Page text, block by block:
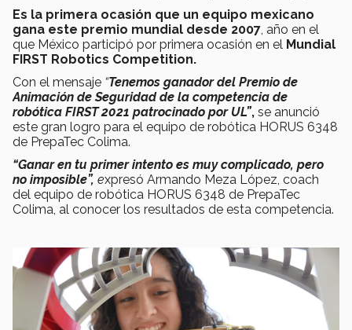
Es la primera ocasión que un equipo mexicano
gana este premio mundial desde 2007 , año en el
que México participó por primera ocasión en el Mundial
FIRST Robotics Competition.
Con el mensaje “Tenemos ganador del Premio de
Animación de Seguridad de la competencia de
robótica FIRST 2021 patrocinado por UL”, se anunció
este gran logro para el equipo de robótica HORUS 6348
de PrepaTec Colima.
“Ganar en tu primer intento es muy complicado, pero
no imposible”, expresó Armando Meza López, coach
del equipo de robótica HORUS 6348 de PrepaTec
Colima, al conocer los resultados de esta competencia.